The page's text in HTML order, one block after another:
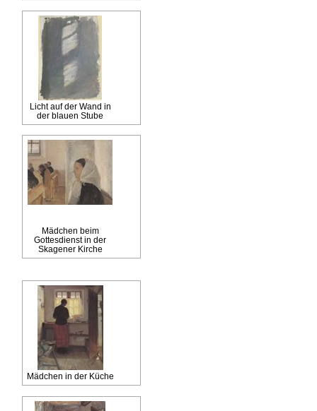
Licht auf der Wand in
der blauen Stube
Mädchen beim
Gottesdienst in der
Skagener Kirche
Mädchen in der Küche